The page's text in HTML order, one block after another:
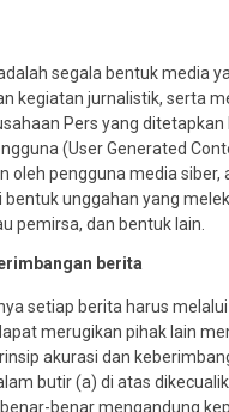
segala bentuk media
kegiatan jurnalistik, serta
Pers yang ditetapkan
(User Generated
oleh pengguna media
bentuk unggahan yang
pemirsa, dan bentuk lain.
berita
setiap berita harus melalui
merugikan pihak lain
akurasi dan
butir (a) di atas
benar mengandung